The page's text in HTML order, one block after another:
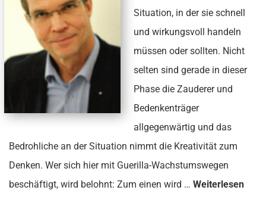
Situation, in der sie schnell
und wirkungsvoll handeln
müssen oder sollten. Nicht
selten sind gerade in dieser
Phase die Zauderer und
Bedenkenträger
allgegenwärtig und das
Bedrohliche an der Situation nimmt die Kreativität zum
Denken. Wer sich hier mit Guerilla-Wachstumswegen
beschäftigt, wird belohnt: Zum einen wird … Weiterlesen